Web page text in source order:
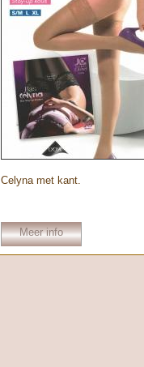
Celyna met kant.
Meer info